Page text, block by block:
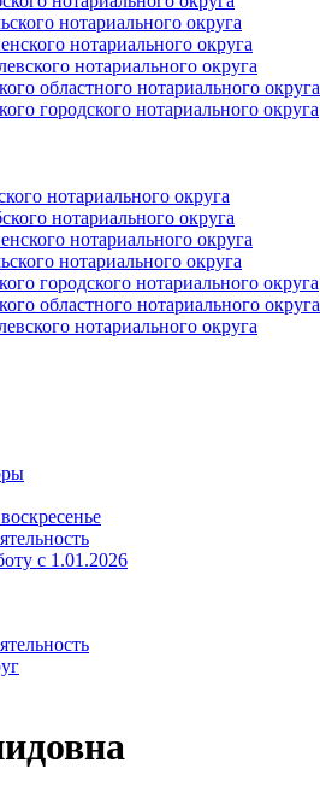
нотариального округа
нотариального округа
нотариального округа
областного нотариального округа
городского нотариального округа
нотариального округа
нотариального округа
нотариального округа
нотариального округа
городского нотариального округа
областного нотариального округа
нотариального округа
с 1.01.2026